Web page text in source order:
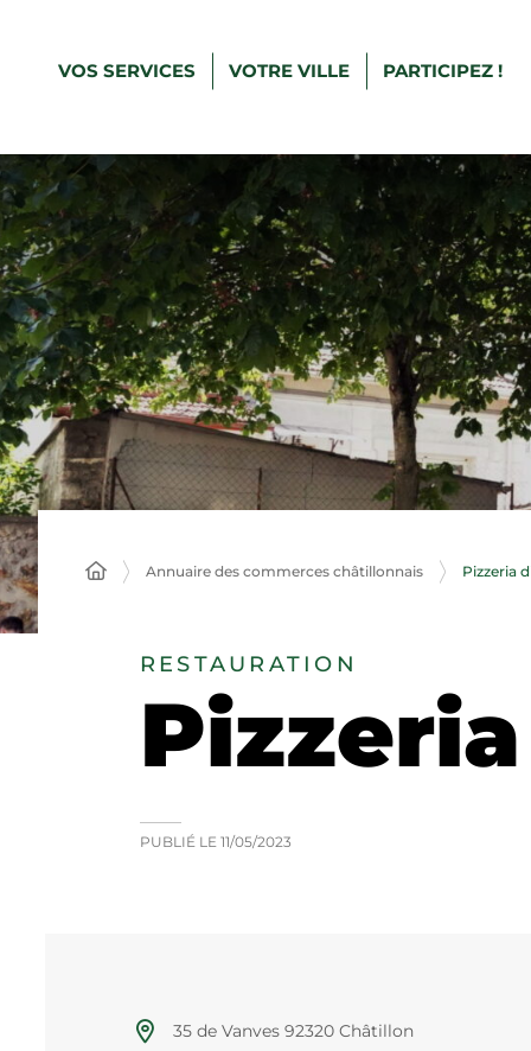
VOS SERVICES VOTRE VILLE PARTICIPEZ !
Annuaire des commerces châtillonnais Pizzeria
RESTAURATION
PUBLIÉ LE 11/05/2023
35 de Vanves 92320 Châtillon